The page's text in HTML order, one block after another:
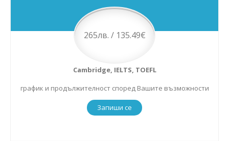
265лв. / 135.49€
Cambridge, IELTS, TOEFL
график и продължителност според Вашите възможности
Запиши се